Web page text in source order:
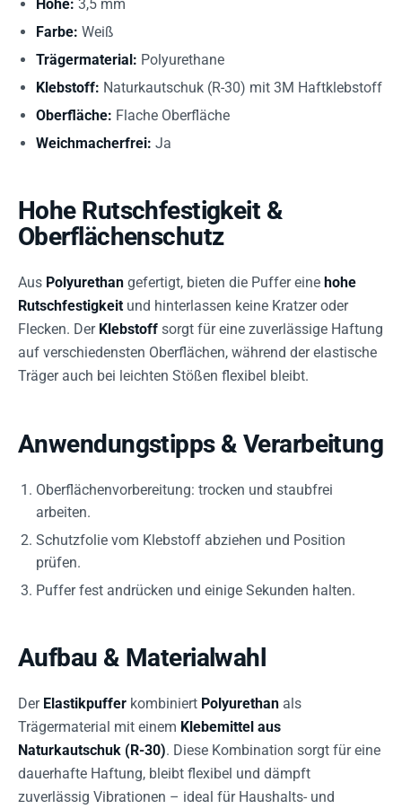
Höhe: 3,5 mm
Farbe: Weiß
Trägermaterial: Polyurethane
Klebstoff: Naturkautschuk (R-30) mit 3M Haftklebstoff
Oberfläche: Flache Oberfläche
Weichmacherfrei: Ja
Hohe Rutschfestigkeit &
Oberflächenschutz
Aus Polyurethan gefertigt, bieten die Puffer eine hohe
Rutschfestigkeit und hinterlassen keine Kratzer oder
Flecken. Der Klebstoff sorgt für eine zuverlässige Haftung
auf verschiedensten Oberflächen, während der elastische
Träger auch bei leichten Stößen flexibel bleibt.
Anwendungstipps & Verarbeitung
Oberflächenvorbereitung: trocken und staubfrei
arbeiten.
Schutzfolie vom Klebstoff abziehen und Position
prüfen.
Puffer fest andrücken und einige Sekunden halten.
Aufbau & Materialwahl
Der Elastikpuffer kombiniert Polyurethan als
Trägermaterial mit einem Klebemittel aus
Naturkautschuk (R-30). Diese Kombination sorgt für eine
dauerhafte Haftung, bleibt flexibel und dämpft
zuverlässig Vibrationen – ideal für Haushalts- und